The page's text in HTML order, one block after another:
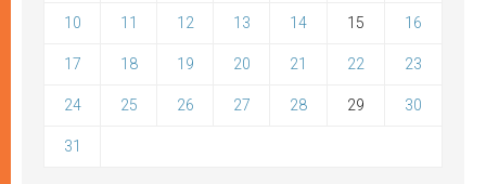
10 11 12 13 14 15 16
17 18 19 20 21 22 23
24 25 26 27 28 29 30
31